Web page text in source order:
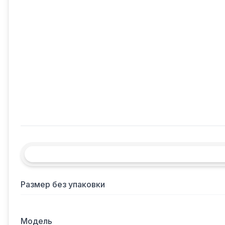
Размер без упаковки
Модель